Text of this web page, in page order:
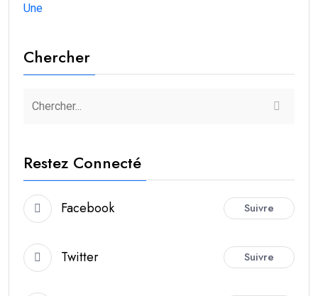
Une
Chercher
Restez Connecté
Facebook Suivre
Twitter Suivre